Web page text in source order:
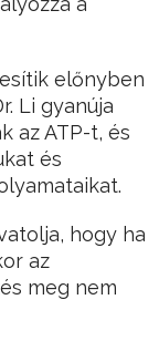
előnyben
Li gyanúja
az ATP-t, és
és
hogy ha
az
meg nem